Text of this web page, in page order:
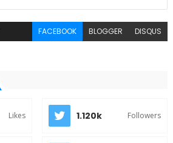
FACEBOOK BLOGGER DISQUS
Likes 1.120k Followers